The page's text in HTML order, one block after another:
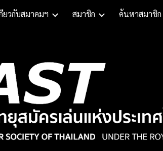
to main content
ยวกับสมาคมฯ สมาชิก ค้นหาสมาชิก